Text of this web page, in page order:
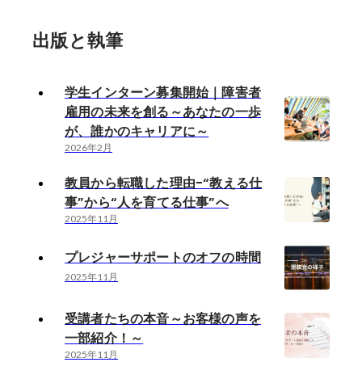
出版と執筆
学生インターン募集開始｜障害者
雇用の未来を創る～あなたの一歩
が、誰かのキャリアに～
2026年2月
教員から転職した理由-“教える仕
事”から“人を育てる仕事”へ
2025年11月
プレジャーサポートのオフの時間
2025年11月
受講者たちの本音～お客様の声を
一部紹介！～
2025年11月